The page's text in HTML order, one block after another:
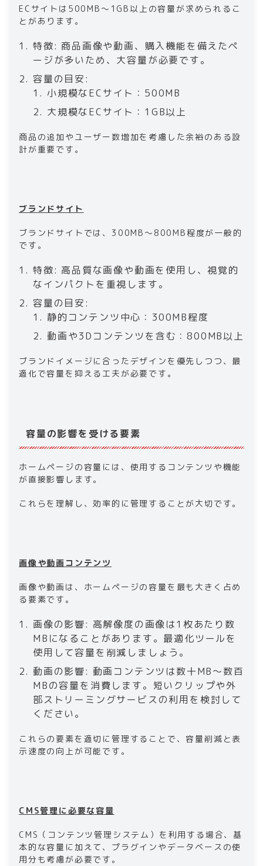
ECサイトは500MB～1GB以上の容量が求められるこ
とがあります。
特徴: 商品画像や動画、購入機能を備えたペ
ージが多いため、大容量が必要です。
容量の目安:
小規模なECサイト：500MB
大規模なECサイト：1GB以上
商品の追加やユーザー数増加を考慮した余裕のある設
計が重要です。
ブランドサイト
ブランドサイトでは、300MB～800MB程度が一般的
です。
特徴: 高品質な画像や動画を使用し、視覚的
なインパクトを重視します。
容量の目安:
静的コンテンツ中心：300MB程度
動画や3Dコンテンツを含む：800MB以上
ブランドイメージに合ったデザインを優先しつつ、最
適化で容量を抑える工夫が必要です。
容量の影響を受ける要素
ホームページの容量には、使用するコンテンツや機能
が直接影響します。
これらを理解し、効率的に管理することが大切です。
画像や動画コンテンツ
画像や動画は、ホームページの容量を最も大きく占め
る要素です。
画像の影響: 高解像度の画像は1枚あたり数
MBになることがあります。最適化ツールを
使用して容量を削減しましょう。
動画の影響: 動画コンテンツは数十MB～数百
MBの容量を消費します。短いクリップや外
部ストリーミングサービスの利用を検討して
ください。
これらの要素を適切に管理することで、容量削減と表
示速度の向上が可能です。
CMS管理に必要な容量
CMS（コンテンツ管理システム）を利用する場合、基
本的な容量に加えて、プラグインやデータベースの使
用分も考慮が必要です。